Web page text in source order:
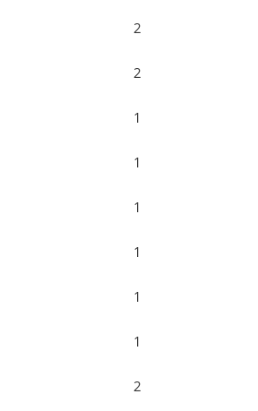
2
2
1
1
1
1
1
1
2